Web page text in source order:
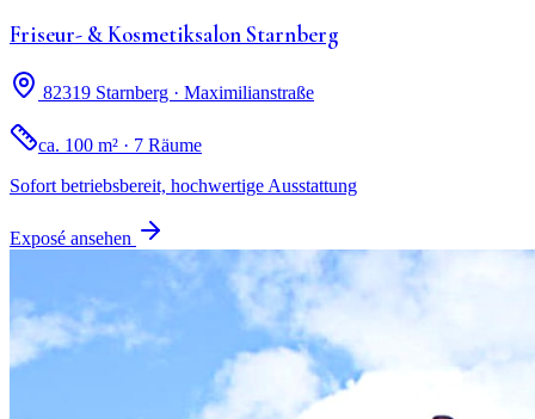
Friseur- & Kosmetiksalon Starnberg
82319 Starnberg · Maximilianstraße
ca. 100 m² · 7 Räume
Sofort betriebsbereit, hochwertige Ausstattung
Exposé ansehen